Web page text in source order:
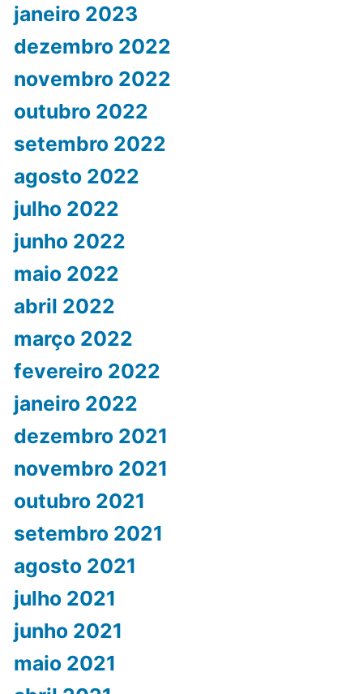
janeiro 2023
dezembro 2022
novembro 2022
outubro 2022
setembro 2022
agosto 2022
julho 2022
junho 2022
maio 2022
abril 2022
março 2022
fevereiro 2022
janeiro 2022
dezembro 2021
novembro 2021
outubro 2021
setembro 2021
agosto 2021
julho 2021
junho 2021
maio 2021